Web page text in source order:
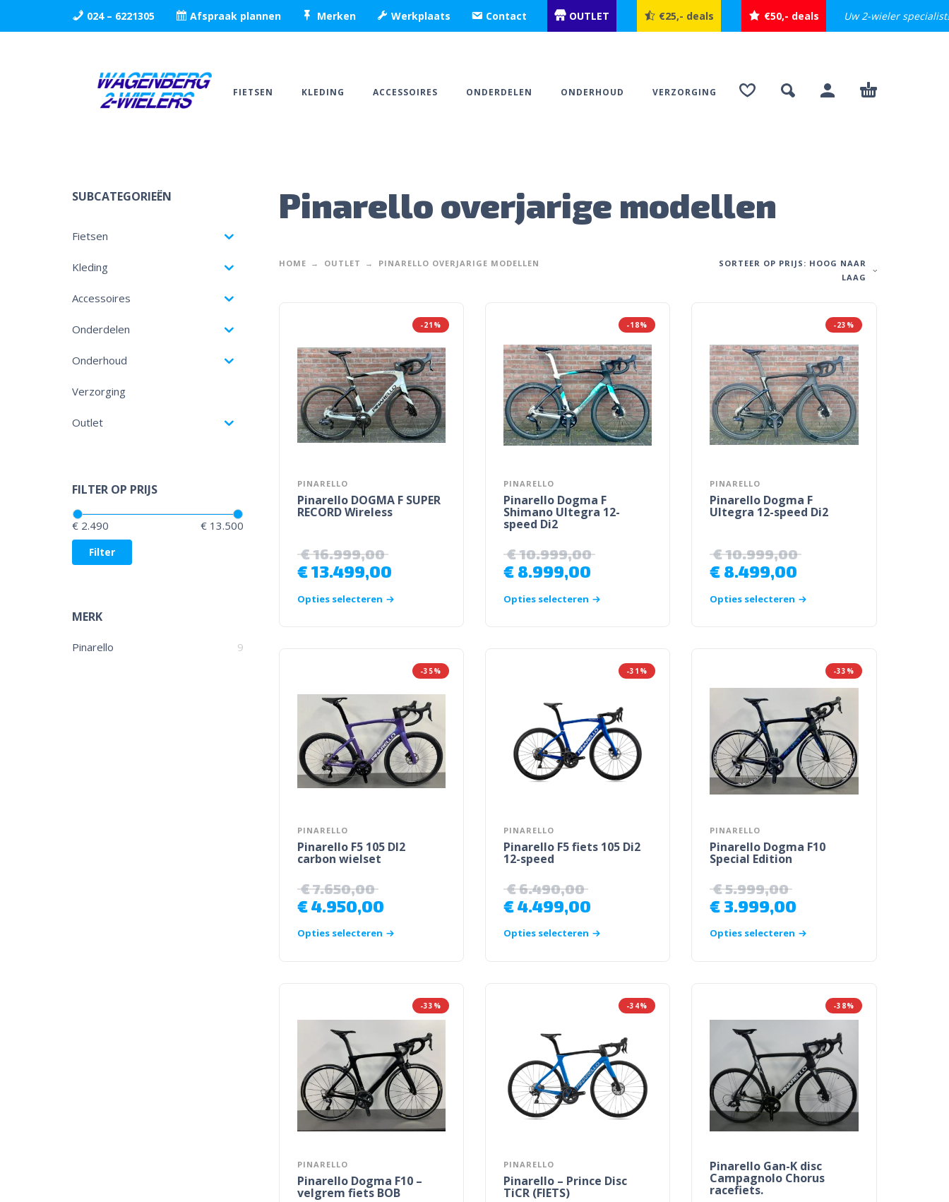
024 – 6221305 Afspraak plannen Merken Werkplaats Contact OUTLET €25,- deals €50,- deals Uw 2-wieler specialist!
FIETSEN KLEDING ACCESSOIRES ONDERDELEN ONDERHOUD VERZORGING
SUBCATEGORIEËN
Fietsen
Kleding
Accessoires
Onderdelen
Onderhoud
Verzorging
Outlet
FILTER OP PRIJS
Filter
€ 2.490 € 13.500
MERK
Pinarello 9
Pinarello overjarige modellen
HOME OUTLET PINARELLO OVERJARIGE MODELLEN
SORTEER OP PRIJS: HOOG NAAR
LAAG
-21%
PINARELLO
Pinarello DOGMA F SUPER
RECORD Wireless
€16.999,00
€13.499,00
Opties selecteren
-18%
PINARELLO
Pinarello Dogma F
Shimano Ultegra 12-
speed Di2
€10.999,00
€8.999,00
Opties selecteren
-23%
PINARELLO
Pinarello Dogma F
Ultegra 12-speed Di2
€10.999,00
€ 8.499,00
Opties selecteren
-35%
PINARELLO
Pinarello F5 105 DI2
carbon wielset
€7.650,00
€4.950,00
Opties selecteren
-31%
PINARELLO
Pinarello F5 fiets 105 Di2
12-speed
€6.490,00
€4.499,00
Opties selecteren
-33%
PINARELLO
Pinarello Dogma F10
Special Edition
€5.999,00
€ 3.999,00
Opties selecteren
-33%
PINARELLO
Pinarello Dogma F10 –
velgrem fiets BOB
-34%
PINARELLO
Pinarello – Prince Disc
TiCR (FIETS)
-38%
Pinarello Gan-K disc
Campagnolo Chorus
racefiets.